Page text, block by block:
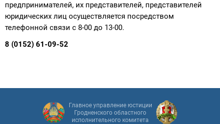
предпринимателей, их представителей, представителей
юридических лиц осуществляется посредством
телефонной связи с 8-00 до 13-00.
8 (0152) 61-09-52
Главное управление юстиции
Гродненского областного
исполнительного комитета